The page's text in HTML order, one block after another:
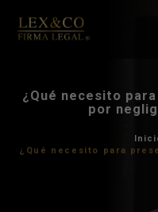
¿Qué